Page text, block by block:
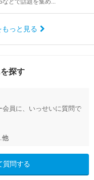
っと見る
探す
員に、いっせいに質問で
他
質問する